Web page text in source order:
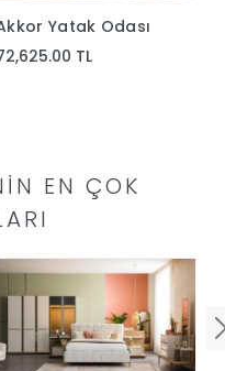
Yatak Odası
TL
EN ÇOK